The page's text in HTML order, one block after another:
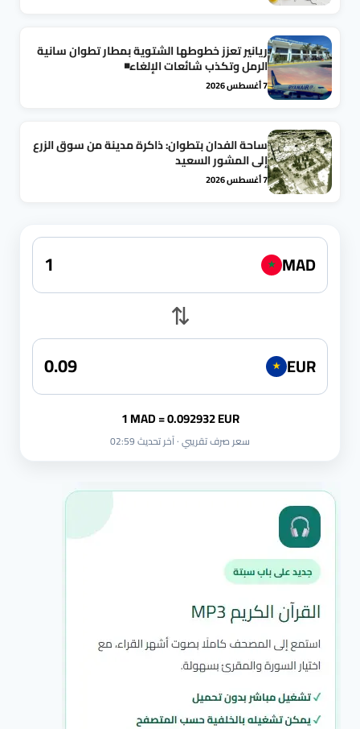
ريانير تعزز خطوطها الشتوية بمطار تطوان سانية
الرمل وتكذب شائعات الإلغاء◾
7 أغسطس 2026
ساحة الفدان بتطوان: ذاكرة مدينة من سوق الزرع
إلى المشور السعيد
7 أغسطس 2026
★ MAD
⇅
★ EUR
1 MAD = 0.092932 EUR
سعر صرف تقريبي · آخر تحديث 02:59